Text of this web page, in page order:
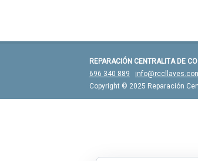
REPARACIÓN CENTRALITA DE
696 340 889
Copyright © 2025 Reparación